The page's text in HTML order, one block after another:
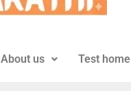
About us Test home